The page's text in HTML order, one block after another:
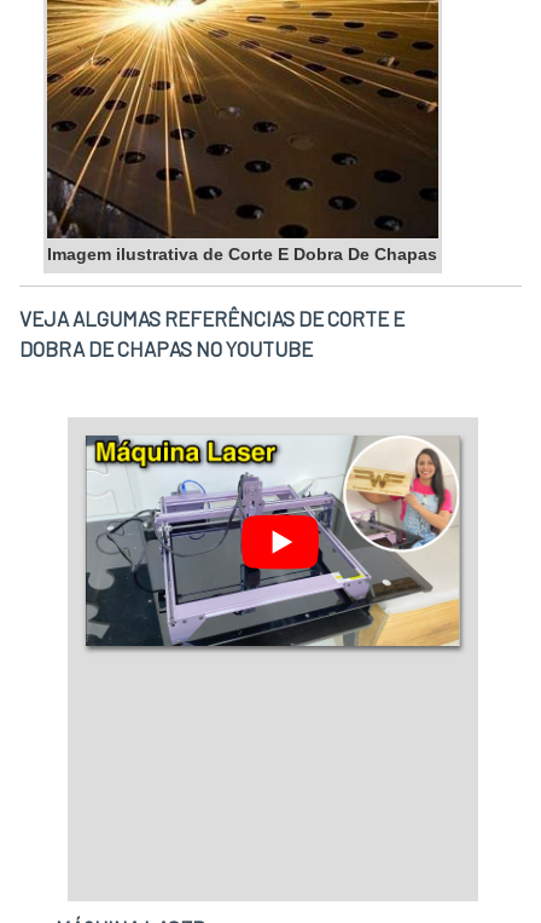
Imagem ilustrativa de Corte E Dobra De Chapas
VEJA ALGUMAS REFERÊNCIAS DE CORTE E
DOBRA DE CHAPAS NO YOUTUBE